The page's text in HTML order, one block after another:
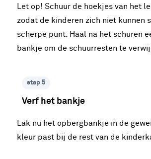
Let op! Schuur de hoekjes van het
zodat de kinderen zich niet kunnen
scherpe punt. Haal na het schuren
bankje om de schuurresten te
stap 5
Verf het bankje
Lak nu het opbergbankje in de
kleur past bij de rest van de